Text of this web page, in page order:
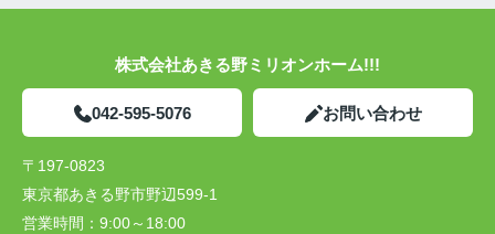
株式会社あきる野ミリオンホーム!!!
042-595-5076 お問い合わせ
〒197-0823
東京都あきる野市野辺599-1
営業時間： 9:00～18:00